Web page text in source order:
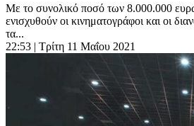
Με το συνολικό ποσό των 8.000.000
ενισχυθούν οι κινηματογράφοι και οι
τα...
22:53 | Τρίτη 11 Μαΐου 2021